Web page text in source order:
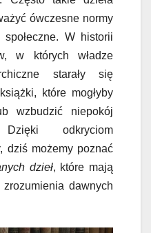
ówczesne normy
W historii
w których władze
starały się
które mogłyby
wzbudzić niepokój
odkryciom
dziś możemy poznać
dzieł, które mają
dawnych